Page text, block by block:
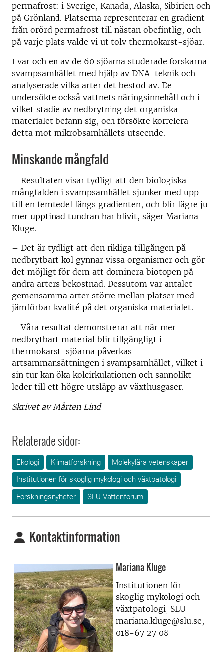
permafrost: i Sverige, Kanada, Alaska, Sibirien och
på Grönland. Platserna representerar en gradient
från orörd permafrost till nästan obefintlig, och
på varje plats valde vi ut tolv thermokarst-sjöar.
I var och en av de 60 sjöarna studerade forskarna
svampsamhället med hjälp av DNA-teknik och
analyserade vilka arter det bestod av. De
undersökte också vattnets näringsinnehåll och i
vilket stadie av nedbrytning det organiska
materialet befann sig, och försökte korrelera
detta mot mikrobsamhällets utseende.
Minskande mångfald
– Resultaten visar tydligt att den biologiska
mångfalden i svampsamhället sjunker med upp
till en femtedel längs gradienten, och blir lägre ju
mer upptinad tundran har blivit, säger Mariana
Kluge.
– Det är tydligt att den rikliga tillgången på
nedbrytbart kol gynnar vissa organismer och gör
det möjligt för dem att dominera biotopen på
andra arters bekostnad. Dessutom var antalet
gemensamma arter större mellan platser med
jämförbar kvalité på det organiska materialet.
– Våra resultat demonstrerar att när mer
nedbrytbart material blir tillgängligt i
thermokarst-sjöarna påverkas
artsammansättningen i svampsamhället, vilket i
sin tur kan öka kolcirkulationen och sannolikt
leder till ett högre utsläpp av växthusgaser.
Skrivet av Mårten Lind
Relaterade sidor:
Ekologi Klimatforskning
Molekylära vetenskaper
Institutionen för skoglig mykologi och växtpatologi
Forskningsnyheter
SLU Vattenforum
Kontaktinformation
Mariana Kluge
Institutionen för
skoglig mykologi och
växtpatologi, SLU
mariana.kluge@slu.se,
018-67 27 08